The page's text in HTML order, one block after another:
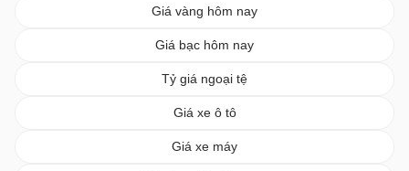
Giá vàng hôm nay
Giá bạc hôm nay
Tỷ giá ngoại tệ
Giá xe ô tô
Giá xe máy